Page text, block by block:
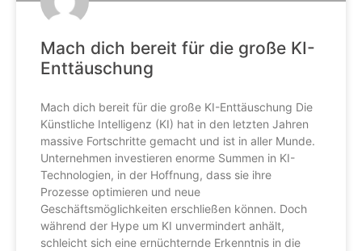
Mach dich bereit für die große KI-
Enttäuschung
Mach dich bereit für die große KI-Enttäuschung Die
Künstliche Intelligenz (KI) hat in den letzten Jahren
massive Fortschritte gemacht und ist in aller Munde.
Unternehmen investieren enorme Summen in KI-
Technologien, in der Hoffnung, dass sie ihre
Prozesse optimieren und neue
Geschäftsmöglichkeiten erschließen können. Doch
während der Hype um KI unvermindert anhält,
schleicht sich eine ernüchternde Erkenntnis in die